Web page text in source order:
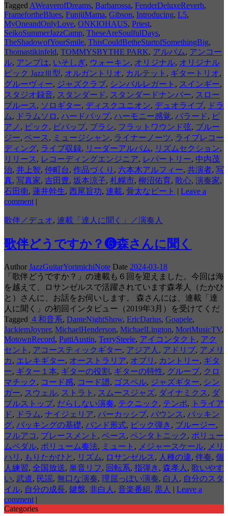
Tagged AWeaverofDreams, Barbarossa, FenderDeluxeReverb,
FramefortheBlues, FunjiiMama, Gibson, Introducing, L5,
MyOneandOnlyLove, ONKIOHAUS, Priest,
SeikoSummerJazzCamp, TheseAreSoulfulDays,
TheShadowofYourSmile, ThisCouldBetheStartofSomethingBig,
Thomastikinfeld, TOMMYSBYTHE PARK, アルバム, アンコー
ル, アンプは, いそしぎ, ウォーキン, オリジナル, オリジナル
ピック JazzⅢ型, オルガントリオ, カルテット , ギタートリオ,
グルーヴィー, ジャズクラブ, シンバルレガート , スインギー,
スタジオ録音, スタンダード, スタンダードナンバー, スロー
ブルース , ソロギター, ディスクユニオン, デュオライブ,
ドラ
ム, ドラムソロ , ハードバップ, ハーモニー感覚, バラード, ピ
アノ , ピック , ビバップ, ブラシ, フラットワウンド弦, ブルー
ジー, ベース , ミュージシャン, ライナーノーツ, ライブレコー
ディング, ライブ収録, リーダーアルバム, リズムセクション,
リリース , レコーディングエンジニア, レパートリー, 中内茂
治, 井上智, 仲町台, 作品づくり , 六本木アルフィー, 共演者, 写
真, 写真家, 吉田豊, 坂本涼子, 札幌市, 柳沼佑育, 歌心, 演奏家,
石田衛, 蓮井幹生, 西尾旨功, 連載, 骨太なビート | Leave a
comment |
歌伴／デュオ, 連載「達人に聞く」／演奏人
歌伴どうですか？❻森さんに聞く
Author JazzGuitarYorimichiNote Date 2024-03-18
「歌伴どうですか？」の連載も６回を迎えました。今回は海
を越えて、ロサンゼルスで活躍されています森孝人（たかひ
と）さんに、お話をお伺いします。 森さんには、連載「達
人に聞く」の初回インタビュー（2019年3月）を受けてくだ
Tagged ４和音系, DanteNightShow, EricDarius, Goapele,
JackiemJoyner, MichaelHenderson, MichaelLington, MoriMusicTV,
MotownRecord, PattiAustin, TerrySteele, アイコンタクト , アク
セント , アコースティックギター, アジア人 , アドリブ, アメリ
カ, エレキギター, オーストラリア, オブリ , カントリー, ギタ
ー, ギター１本, ギターの役割 , ギターの特性, グルーブ, クロ
マチック , コード感, コード譜, ゴスペル, ジャズギター, シン
ガー, スウェル, ストラト , スムースジャズ, ダイナミクス , ダ
ブルストップ, だらしない演奏, テクニック , テンポ,
トライア
ド, ドラム, ナイジェリア, パーカッシブ, バウンス , バッキン
グ, バッキングの基礎, バンド形式, ピック弾き , ブルージー,
フルアコ , プレースメント , ベース , ペンタトニック , ボリュー
ムペダル, ボリューム奏法, ミュート , メジャースケール, メリ
ハリ , もりたかひと , リズム, ロサンゼルス , 人種の違, 伴奏, 個
人練習, 全国放送, 単音リフ, 回転系, 指弾き , 森孝人 , 歌いやす
い, 武道, 民謡, 無口な演奏, 理屈っぽい演奏, 白人 , 自分のスタ
イル, 自分の成長, 鍵盤, 非白人 , 音楽番組 , 黒人 | Leave a
comment |
Categories